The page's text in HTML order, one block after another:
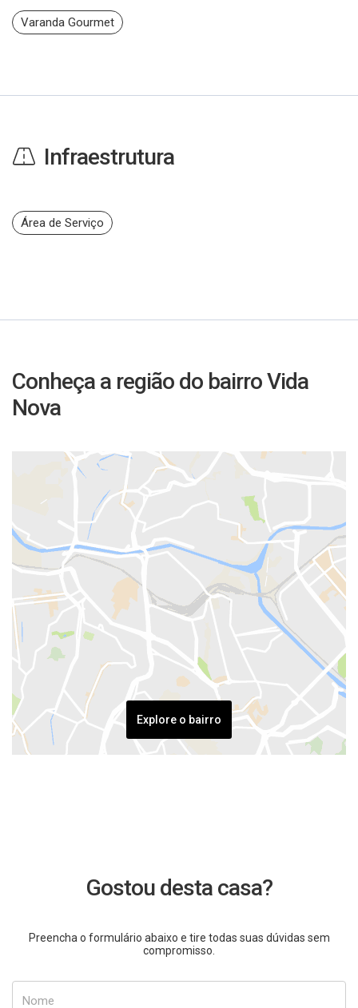
Varanda Gourmet
Infraestrutura
Área de Serviço
Conheça a região do bairro Vida
Nova
Explore o bairro
Gostou desta casa?
Preencha o formulário abaixo e tire todas suas dúvidas sem
compromisso.